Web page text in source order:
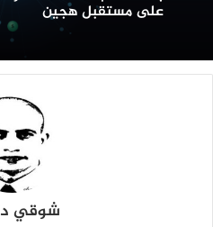
على مستقبل هجين
شوقي